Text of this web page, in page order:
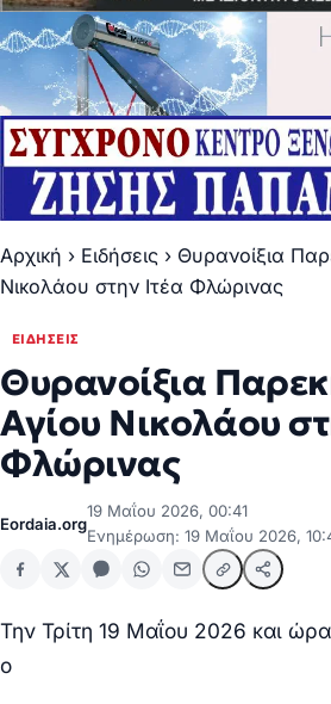
Αρχική › Ειδήσεις › Θυρανοίξια
Νικολάου στην Ιτέα Φλώρινας
ΕΙΔΉΣΕΙΣ
Θυρανοίξια
Αγίου Νικολάου
Φλώρινας
Eordaia.org
19 Μαΐου 2026, 00:41
Ενημέρωση: 19 Μαΐου 2026,
Την Τρίτη 19 Μαΐου 2026 και
ο